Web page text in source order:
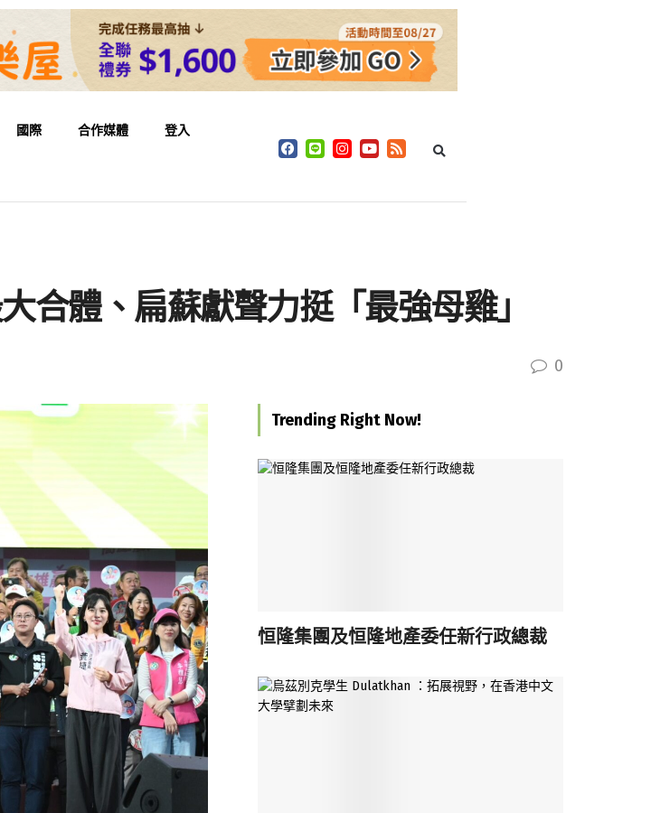
國際 合作媒體 登入
合體、扁蘇獻聲力挺「最強母雞」
0
Trending Right Now!
恒隆集團及恒隆地產委任新行政總裁